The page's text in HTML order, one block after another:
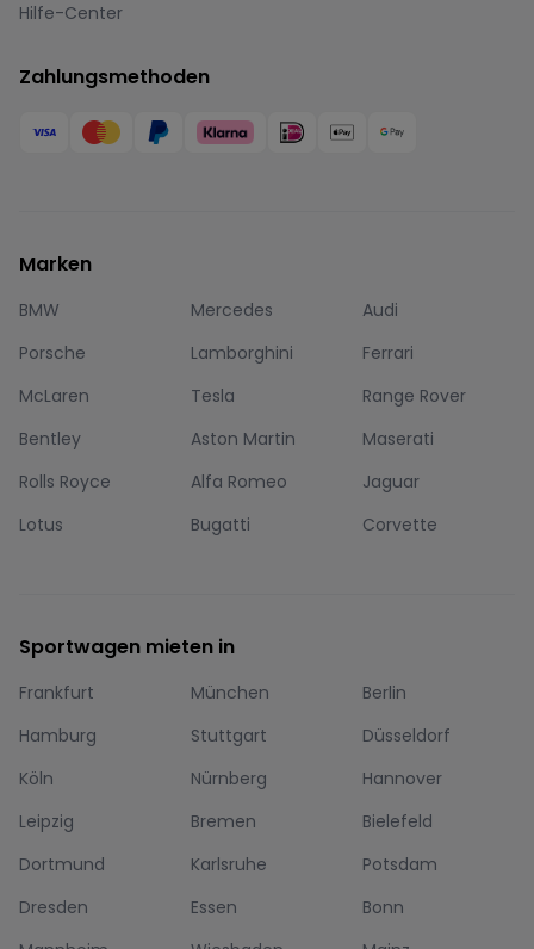
Hilfe-Center
Zahlungsmethoden
Marken
BMW Mercedes
Audi
Porsche
Lamborghini
Ferrari
McLaren
Tesla
Range Rover
Bentley
Aston Martin
Maserati
Rolls Royce
Alfa Romeo
Jaguar
Lotus
Bugatti Corvette
Sportwagen mieten in
Frankfurt München
Berlin
Hamburg
Stuttgart
Düsseldorf
Köln
Nürnberg
Hannover
Leipzig
Bremen
Bielefeld
Dortmund
Karlsruhe
Potsdam
Dresden
Essen
Bonn